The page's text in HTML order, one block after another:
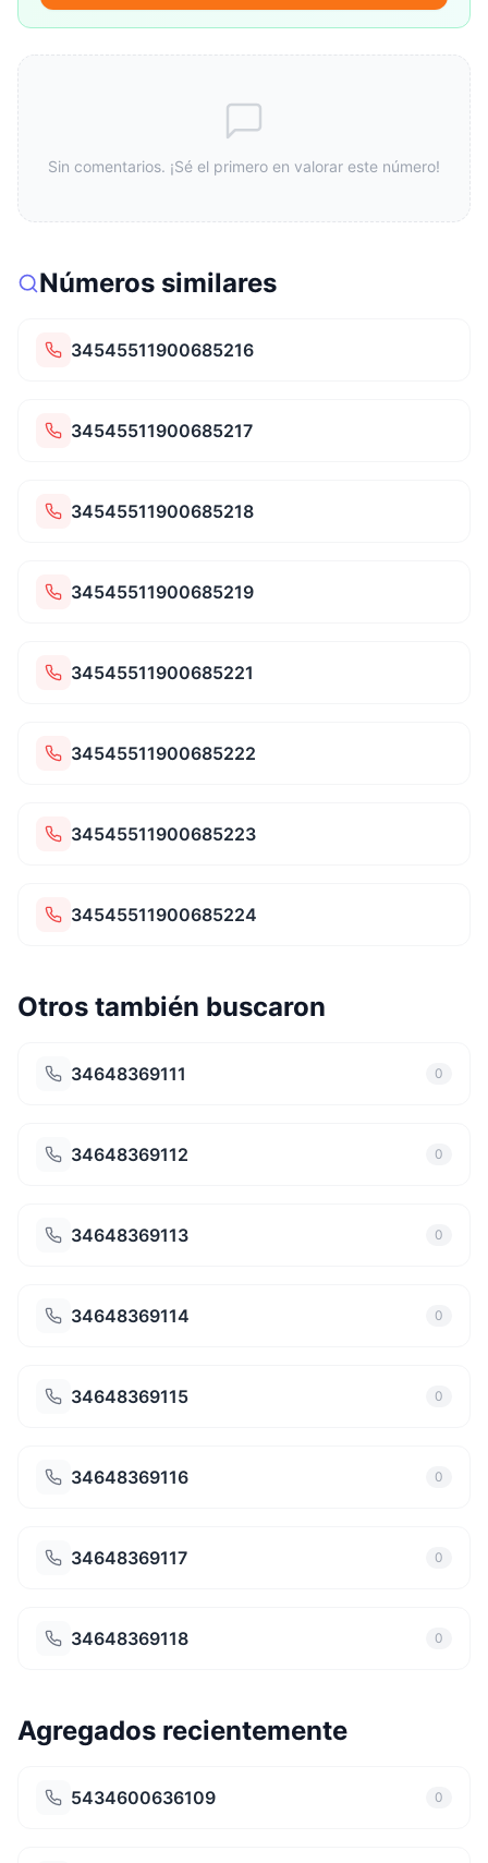
Sin comentarios. ¡Sé el primero en valorar este número!
Números similares
34545511900685216
34545511900685217
34545511900685218
34545511900685219
34545511900685221
34545511900685222
34545511900685223
34545511900685224
Otros también buscaron
34648369111 0
34648369112 0
34648369113 0
34648369114 0
34648369115 0
34648369116 0
34648369117 0
34648369118 0
Agregados recientemente
5434600636109 0